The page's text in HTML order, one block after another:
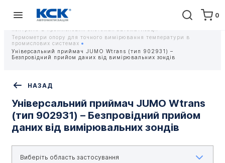
0
Головна Обладнання
Контрольно-вимірювальні прилади
Датчики температури та термостати для точного вимірювання і
Термометри опору для точного вимірювання температури в
промислових системах
Універсальний приймач JUMO Wtrans (тип 902931) –
Безпровідний прийом даних від вимірювальних зондів
НАЗАД
Універсальний приймач JUMO Wtrans
(тип 902931) – Безпровідний прийом
даних від вимірювальних зондів